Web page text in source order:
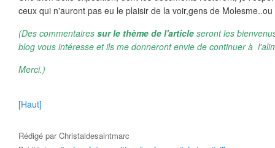
ceux qui n'auront pas eu le plaisir de la voir,gens de
(Des commentaires sur le thème de l'article seront les
blog vous intéresse et ils me donneront envie de continuer à
Merci.)
[Haut]
Rédigé parChristaldesaintmarc